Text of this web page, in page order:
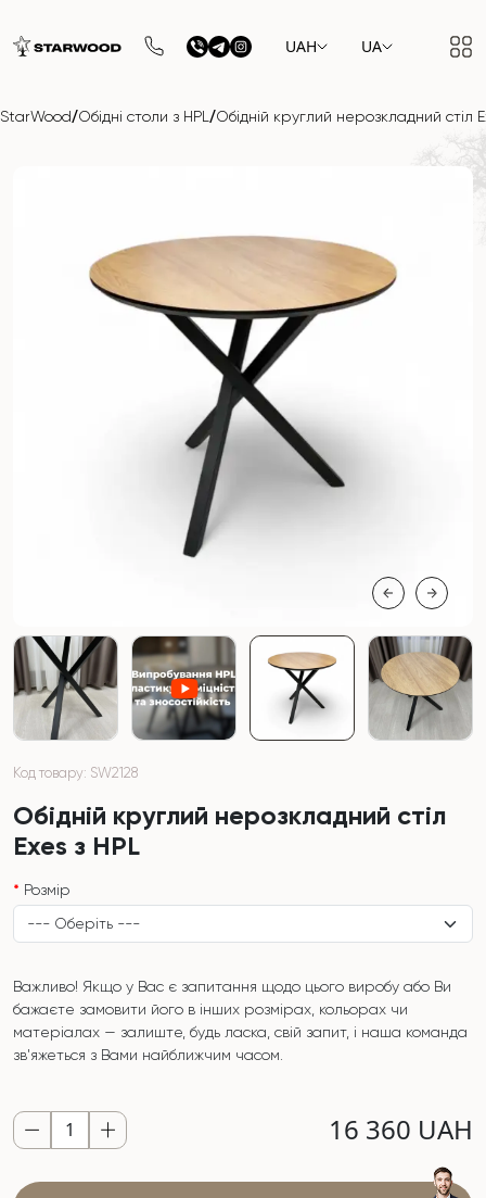
UAH UA
StarWood/Обідні столи з HPL /Обідній круглий нерозкладний стіл
Код товару: SW2128
Обідній круглий нерозкладний стіл
Exes з HPL
Розмір
Важливо! Якщо у Вас є запитання щодо цього виробу або Ви
бажаєте замовити його в інших розмірах, кольорах чи
матеріалах — залиште, будь ласка, свій запит, і наша команда
зв'яжеться з Вами найближчим часом.
16 360 UAH